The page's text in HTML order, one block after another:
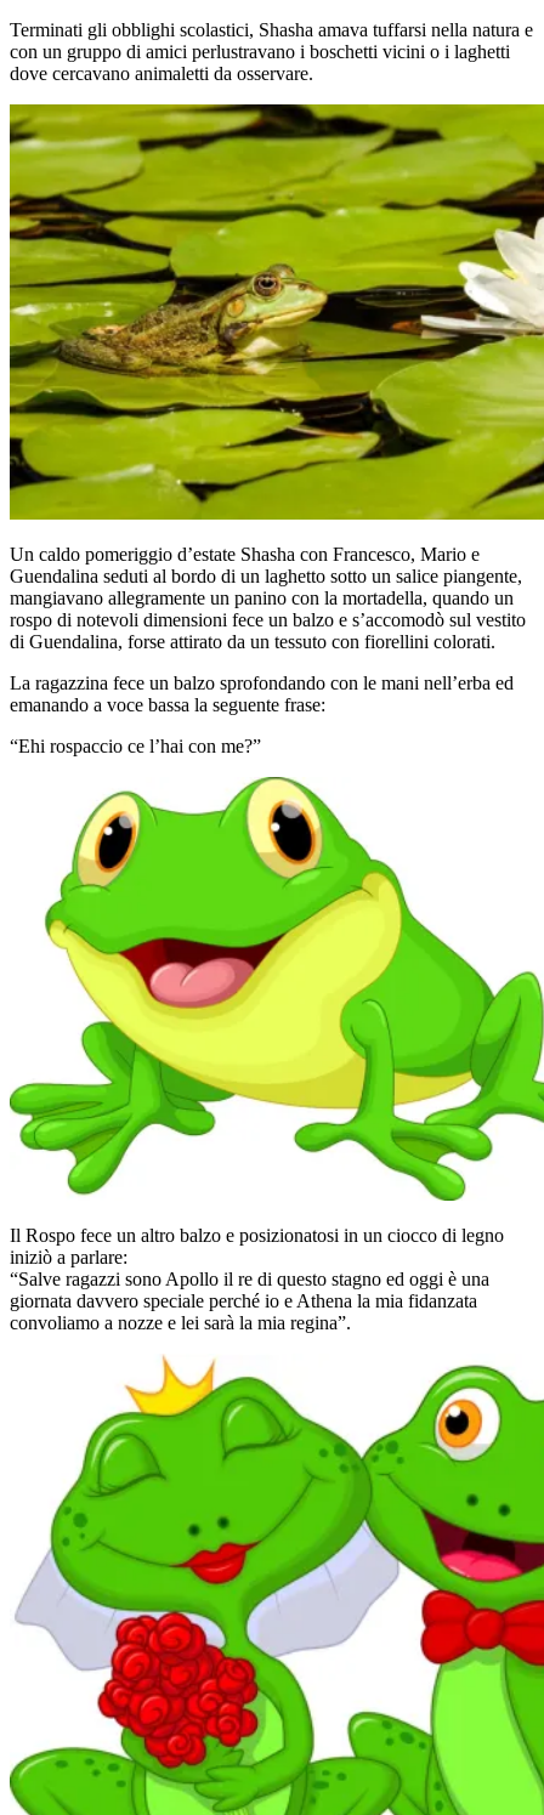
Terminati gli obblighi scolastici, Shasha amava tuffarsi nella natura e
con un gruppo di amici perlustravano i boschetti vicini o i laghetti
dove cercavano animaletti da osservare.
Un caldo pomeriggio d’estate Shasha con Francesco, Mario e
Guendalina seduti al bordo di un laghetto sotto un salice piangente,
mangiavano allegramente un panino con la mortadella, quando un
rospo di notevoli dimensioni fece un balzo e s’accomodò sul vestito
di Guendalina, forse attirato da un tessuto con fiorellini colorati.
La ragazzina fece un balzo sprofondando con le mani nell’erba ed
emanando a voce bassa la seguente frase:
“Ehi rospaccio ce l’hai con me?”
Il Rospo fece un altro balzo e posizionatosi in un ciocco di legno
iniziò a parlare:
“Salve ragazzi sono Apollo il re di questo stagno ed oggi è una
giornata davvero speciale perché io e Athena la mia fidanzata
convoliamo a nozze e lei sarà la mia regina”.